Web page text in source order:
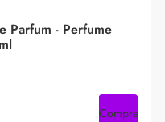
Parfum - Perfume
Compre